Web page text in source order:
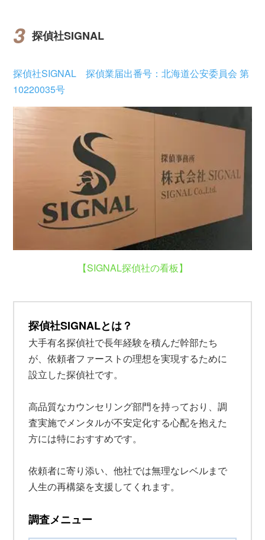
探偵社SIGNAL
探偵社SIGNAL 探偵業届出番号：北海道公安委員会 第
10220035号
【SIGNAL探偵社の看板】
探偵社SIGNALとは？
大手有名探偵社で長年経験を積んだ幹部たち
が、依頼者ファーストの理想を実現するために
設立した探偵社です。
高品質なカウンセリング部門を持っており、調
査実施でメンタルが不安定化する心配を抱えた
方には特におすすめです。
依頼者に寄り添い、他社では無理なレベルまで
人生の再構築を支援してくれます。
調査メニュー